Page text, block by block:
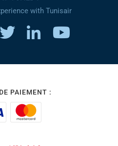
with Tunisair
PAIEMENT :